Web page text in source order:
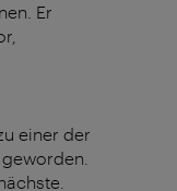
Er
einer der